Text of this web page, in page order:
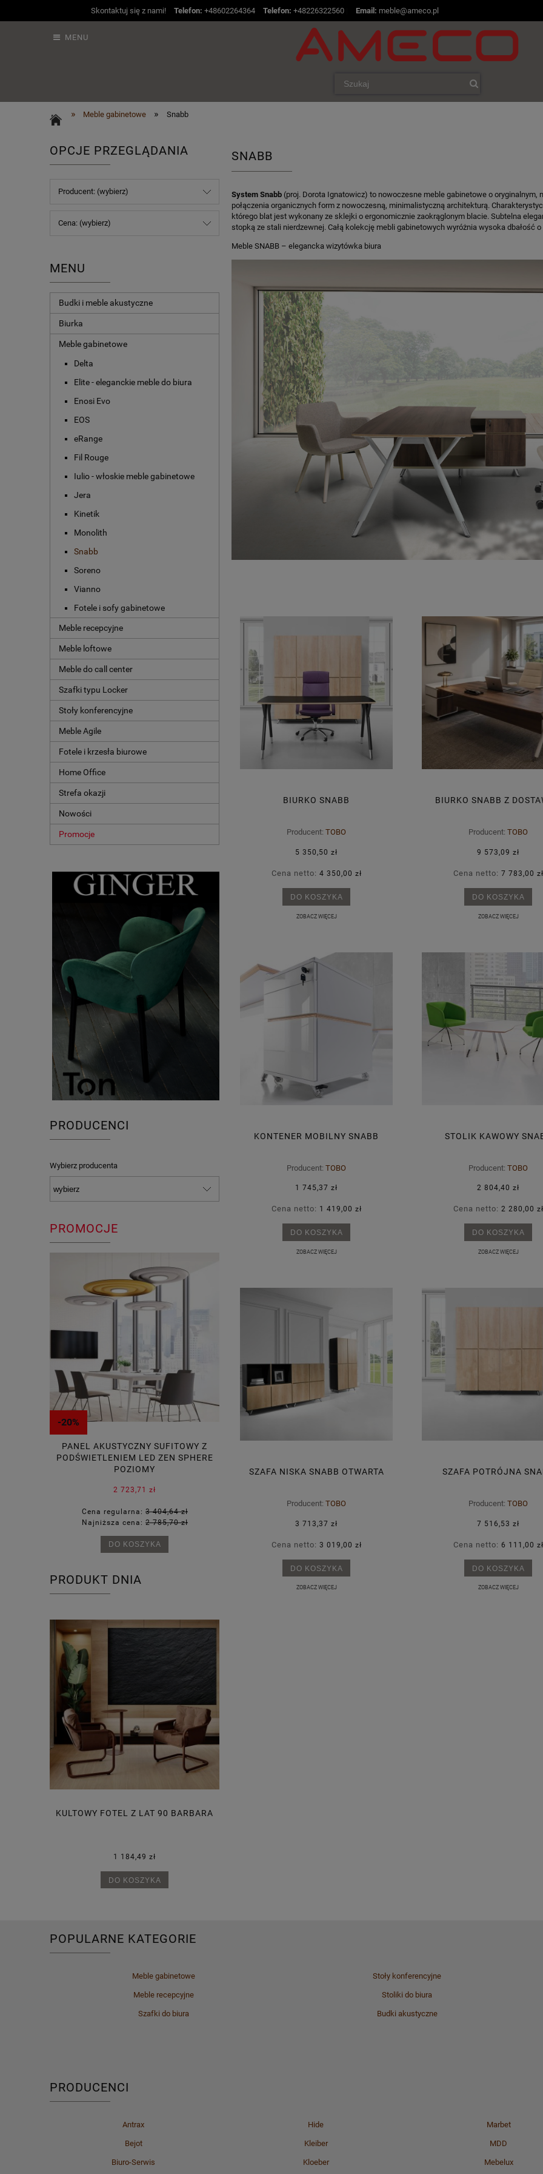
Skontaktuj się z nami! Telefon: +48602264364 Telefon: +48226322560 Email: meble@ameco.pl
MENU
» Meble gabinetowe » Snabb
OPCJE PRZEGLĄDANIA
Producent: (wybierz)
Cena: (wybierz)
MENU
Budki i meble akustyczne
Biurka
Meble gabinetowe
Delta
Elite - eleganckie meble do biura
Enosi Evo
EOS
eRange
Fil Rouge
Iulio - włoskie meble gabinetowe
Jera
Kinetik
Monolith
Snabb
Soreno
Vianno
Fotele i sofy gabinetowe
Meble recepcyjne
Meble loftowe
Meble do call center
Szafki typu Locker
Stoły konferencyjne
Meble Agile
Fotele i krzesła biurowe
Home Office
Strefa okazji
Nowości
Promocje
PRODUCENCI
Wybierz producenta
PROMOCJE
-20%
PANEL AKUSTYCZNY SUFITOWY Z
PODŚWIETLENIEM LED ZEN SPHERE
POZIOMY
2 723,71 zł
Cena regularna: 3 404,64 zł
Najniższa cena: 2 785,70 zł
DO KOSZYKA
Najniższa cena: 40 535,88 zł
DO KOSZYKA
Najniższa cena: 4 910,53 zł
DO KOSZYKA
PRODUKT DNIA
KULTOWY FOTEL Z LAT 90 BARBARA
1 184,49 zł
DO KOSZYKA
SNABB
System Snabb (proj. Dorota Ignatowicz) to nowoczesne meble gabinetowe o
połączenia organicznych form z nowoczesną, minimalistyczną architekturą.
którego blat jest wykonany ze sklejki o ergonomicznie zaokrąglonym blacie. Subtelna
stopką ze stali nierdzewnej. Całą kolekcję mebli gabinetowych wyróżnia wysoka dbałość
Meble SNABB – elegancka wizytówka biura
BIURKO SNABB
Producent: TOBO
5 350,50 zł
Cena netto: 4 350,00 zł
DO KOSZYKA
ZOBACZ WIĘCEJ
BIURKO SNABB Z
Producent: TOBO
9 573,09 zł
Cena netto: 7 783,00 zł
DO KOSZYKA
ZOBACZ WIĘCEJ
KONTENER MOBILNY SNABB
Producent: TOBO
1 745,37 zł
Cena netto: 1 419,00 zł
DO KOSZYKA
ZOBACZ WIĘCEJ
STOLIK KAWOWY
Producent: TOBO
2 804,40 zł
Cena netto: 2 280,00 zł
DO KOSZYKA
ZOBACZ WIĘCEJ
SZAFA NISKA SNABB OTWARTA
Producent: TOBO
3 713,37 zł
Cena netto: 3 019,00 zł
DO KOSZYKA
ZOBACZ WIĘCEJ
SZAFA POTRÓJNA
Producent: TOBO
7 516,53 zł
Cena netto: 6 111,00 zł
DO KOSZYKA
ZOBACZ WIĘCEJ
POPULARNE KATEGORIE
Meble gabinetowe
Meble recepcyjne
Szafki do biura
Stoły konferencyjne
Stoliki do biura
Budki akustyczne
PRODUCENCI
Antrax
Bejot
Biuro-Serwis
Hide
Kleiber
Kloeber
Marbet
MDD
Mebelux